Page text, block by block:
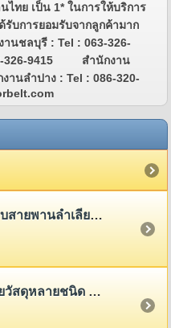
ย เป็น 1* ในการให้บริการ
รับการยอมรับจากลูกค้ามาก
ชลบุรี : Tel : 063-326-
326-9415 สำนักงาน
านลำปาง : Tel : 086-320-
Conveyor System Inspection)
ยชนิด - หลายขนาด